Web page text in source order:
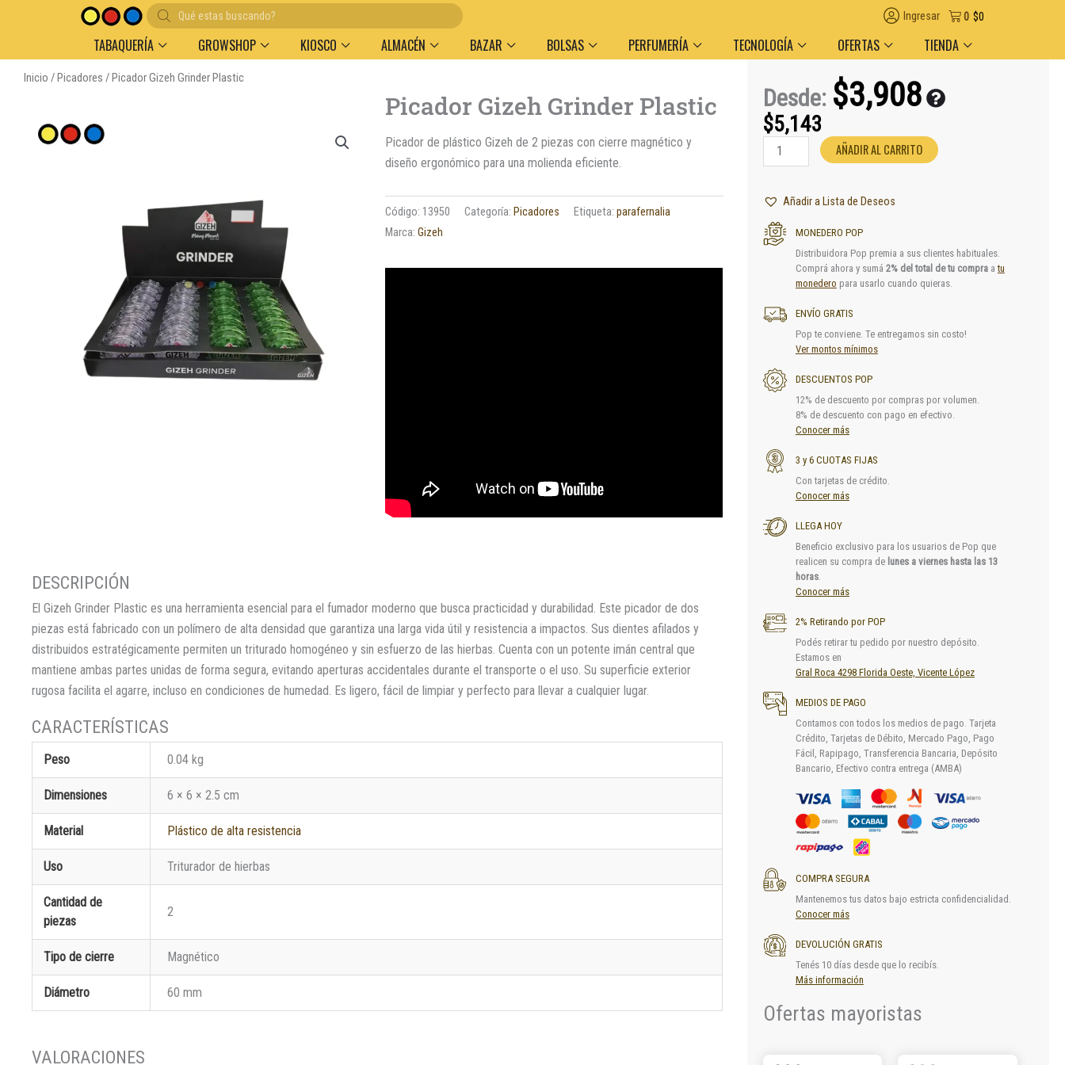
Búsqueda
de
productos
Descuento por volumen y medio de pago
$0
0
Ingresar
TABAQUERÍA GROWSHOP KIOSCO ALMACÉN BAZAR BOLSAS PERFUMERÍA TECNOLOGÍA OFERTAS TIENDA
Inicio /Picadores / Picador Gizeh Grinder Plastic
Picador Gizeh Grinder Plastic
Picador de plástico Gizeh de 2 piezas con cierre magnético y
diseño ergonómico para una molienda eficiente.
Código: 13950 Categoría: Picadores Etiqueta: parafernalia
Marca:Gizeh
El Gizeh Grinder Plastic es una herramienta esencial para el fumador moderno que busca practicidad y durabilidad. Este picador de dos
piezas está fabricado con un polímero de alta densidad que garantiza una larga vida útil y resistencia a impactos. Sus dientes afilados y
distribuidos estratégicamente permiten un triturado homogéneo y sin esfuerzo de las hierbas. Cuenta con un potente imán central que
mantiene ambas partes unidas de forma segura, evitando aperturas accidentales durante el transporte o el uso. Su superficie exterior
rugosa facilita el agarre, incluso en condiciones de humedad. Es ligero, fácil de limpiar y perfecto para llevar a cualquier lugar.
Peso 0.04 kg
Dimensiones 6 × 6 × 2.5 cm
Material Plástico de alta resistencia
Uso Triturador de hierbas
Cantidad de
piezas
2
Tipo de cierre Magnético
Diámetro 60 mm
Desde: $3,908
$5,143
Picador
Plastic
cantidad
AÑADIR AL CARRITO
Añadir a Lista de Deseos
MONEDERO POP
Distribuidora Pop premia a sus clientes habituales.
Comprá ahora y sumá 2% del total de tu compraatu
monedero para usarlo cuando quieras.
ENVÍO GRATIS
Pop te conviene. Te entregamos sin costo!
Ver montos mínimos
DESCUENTOS POP
12% de descuento por compras por volumen.
8% de descuento con pago en efectivo.
Conocer más
3 y 6 CUOTAS FIJAS
Con tarjetas de crédito.
Conocer más
LLEGA HOY
Beneficio exclusivo para los usuarios de Pop que
realicen su compra de lunes a viernes hasta las 13
horas.
Conocer más
2% Retirando por POP
Podés retirar tu pedido por nuestro depósito.
Estamos en
Gral Roca 4298 Florida Oeste, Vicente López
MEDIOS DE PAGO
Contamos con todos los medios de pago. Tarjeta
Crédito, Tarjetas de Débito, Mercado Pago, Pago
Fácil, Rapipago, Transferencia Bancaria, Depósito
Bancario, Efectivo contra entrega (AMBA)
COMPRA SEGURA
Mantenemos tus datos bajo estricta confidencialidad.
Conocer más
DEVOLUCIÓN GRATIS
Tenés 10 días desde que lo recibís.
Más información
Ofertas mayoristas